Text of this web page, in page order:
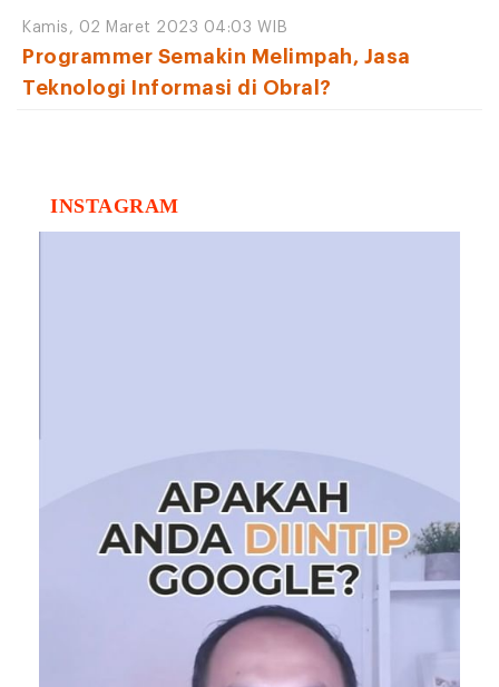
Kamis, 02 Maret 2023 04:03 WIB
Programmer Semakin Melimpah, Jasa
Teknologi Informasi di Obral?
INSTAGRAM